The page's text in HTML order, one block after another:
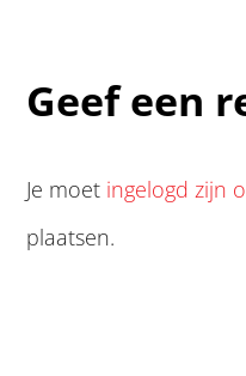
Geef een
Je moet ingelogd zijn
plaatsen.